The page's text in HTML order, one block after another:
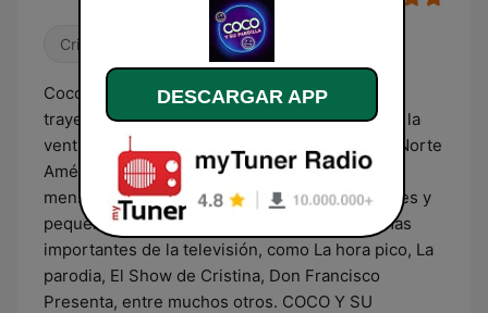
Cristiana Comedia
Coco es un Artista con más de 37 años de
trayectoria. Coco ha sido un pionero dentro de la
ventriloquia de America Latina, Sur America y Norte
América, estando en varios paises llevando un
mensaje positivo y de restauración para grandes y
pequeños. También a participado en programas
importantes de la televisión, como La hora pico, La
parodia, El Show de Cristina, Don Francisco
Presenta, entre muchos otros. COCO Y SU
DESCARGAR APP